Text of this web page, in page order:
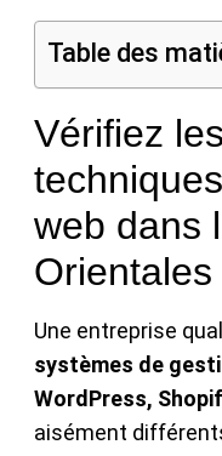
Table des
Vérifiez
web dans
Orientales
Une entreprise
systèmes de
WordPress,
aisément